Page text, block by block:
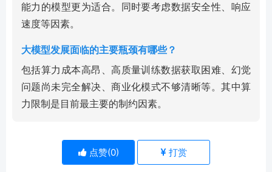
能力的模型更为适合。同时要考虑数据安全性、响应
速度等因素。
大模型发展面临的主要瓶颈有哪些？
包括算力成本高昂、高质量训练数据获取困难、幻觉
问题尚未完全解决、商业化模式不够清晰等。其中算
力限制是目前最主要的制约因素。
点赞(0) 打赏